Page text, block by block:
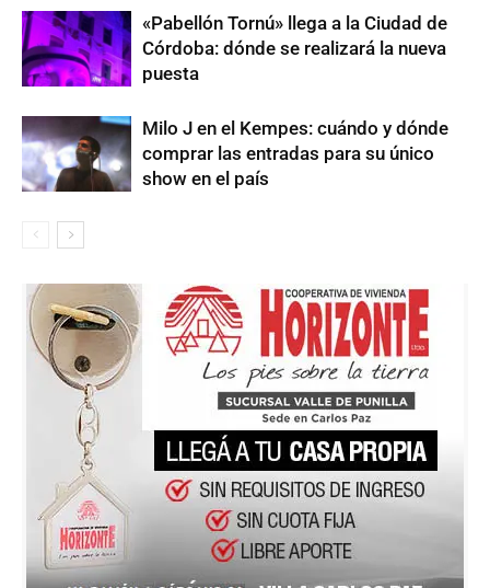
«Pabellón Tornú» llega a la Ciudad de
Córdoba: dónde se realizará la nueva
puesta
Milo J en el Kempes: cuándo y dónde
comprar las entradas para su único
show en el país